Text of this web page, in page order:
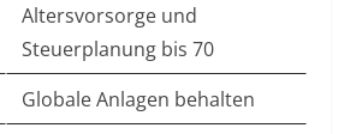
Altersvorsorge und
Steuerplanung bis 70
Globale Anlagen behalten